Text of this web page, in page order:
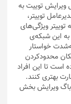
ویرایش توییت به
توییتر،
توییتر ویژگی‌های
به این شبکه‌ی
خواستار
محدودکردن
است تا این افراد
بهتری کنند.
باگ ویرایش بخش